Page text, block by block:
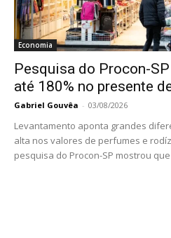
Economia
Pesquisa do Procon-
até 180% no presente
Gabriel Gouvêa - 03/08/2026
Levantamento aponta grandes
alta nos valores de perfumes e
pesquisa do Procon-SP mostrou